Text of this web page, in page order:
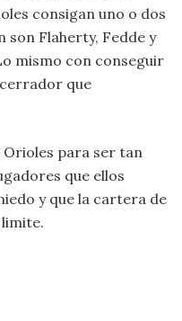
consigan uno o dos
son Flaherty, Fedde y
mismo con conseguir
que
Orioles para ser tan
que ellos
y que la cartera de